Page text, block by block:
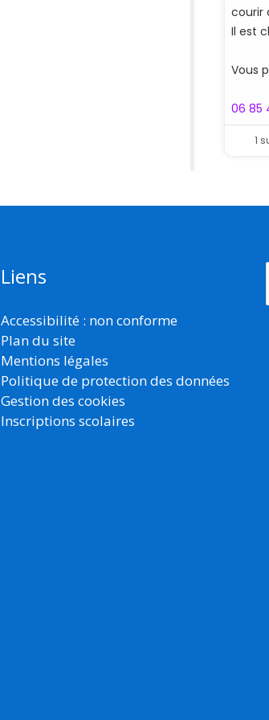
Liens
Accessibilité : non conforme
Plan du site
Mentions légales
Politique de protection des données
Gestion des cookies
Inscriptions scolaires